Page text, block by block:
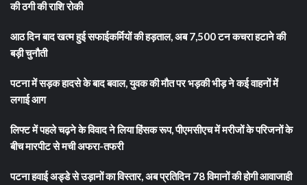
की ठगी की राशि रोकी
आठ दिन बाद खत्म हुई सफाईकर्मियों की हड़ताल, अब 7,500 टन कचरा हटाने की
बड़ी चुनौती
पटना में सड़क हादसे के बाद बवाल, युवक की मौत पर भड़की भीड़ ने कई वाहनों में
लगाई आग
लिफ्ट में पहले चढ़ने के विवाद ने लिया हिंसक रूप, पीएमसीएच में मरीजों के परिजनों के
बीच मारपीट से मची अफरा-तफरी
पटना हवाई अड्डे से उड़ानों का विस्तार, अब प्रतिदिन 78 विमानों की होगी आवाजाही